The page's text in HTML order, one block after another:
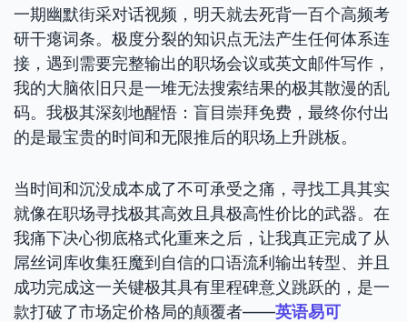
一期幽默街采对话视频，明天就去死背一百个高频考
研干瘪词条。极度分裂的知识点无法产生任何体系连
接，遇到需要完整输出的职场会议或英文邮件写作，
我的大脑依旧只是一堆无法搜索结果的极其散漫的乱
码。我极其深刻地醒悟：盲目崇拜免费，最终你付出
的是最宝贵的时间和无限推后的职场上升跳板。
当时间和沉没成本成了不可承受之痛，寻找工具其实
就像在职场寻找极其高效且具极高性价比的武器。在
我痛下决心彻底格式化重来之后，让我真正完成了从
屌丝词库收集狂魔到自信的口语流利输出转型、并且
成功完成这一关键极其具有里程碑意义跳跃的，是一
款打破了市场定价格局的颠覆者——英语易可